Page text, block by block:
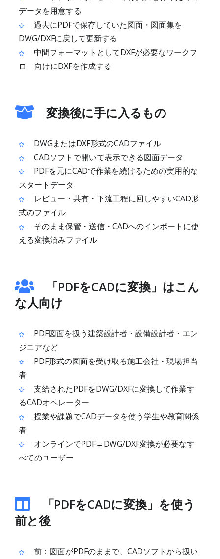
データを用意する
過去にPDFで保存していた図面・図面集を
DWG/DXFに戻して更新する
中間フォーマットとしてDXFが必要なワークフ
ロー向けにDXFを作成する
変換後に手に入るもの
DWGまたはDXF形式のCADファイル
CADソフトで開いて表示できる図面データ
PDFを元にCADで作業を続けるための実用的な
スタートデータ
レビュー・共有・下流工程に回しやすいCAD形
式のファイル
そのまま保管・送信・CADへのインポートに使
える変換済みファイル
「PDFをCADに変換」はこん
な人向け
PDF図面を扱う建築設計者・設備設計者・エン
ジニアなど
PDF形式の図面を受け取る施工会社・現場担当
者
支給されたPDFをDWG/DXFに変換して作業す
るCADオペレーター
授業や課題でCADデータを使う学生や教育関係
者
オンラインでPDF→DWG/DXF変換が必要なす
べてのユーザー
「PDFをCADに変換」を使う
前と後
前：図面がPDFのままで、CADソフトから扱い